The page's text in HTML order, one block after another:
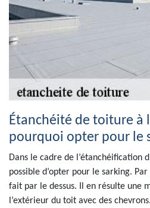
Étanchéité de toiture à
pourquoi opter pour le
Dans le cadre de l’étanchéification
possible d’opter pour le sarking.
fait par le dessus. Il en résulte une
l’extérieur du toit avec des